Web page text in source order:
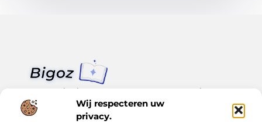
Wij respecteren uw
privacy.
Van klein nieuws tot grote trends – alles op Bigoz.nl.
Lees inspirerende blogs en artikelen over het dagelijks leven,
actualiteit en meer.